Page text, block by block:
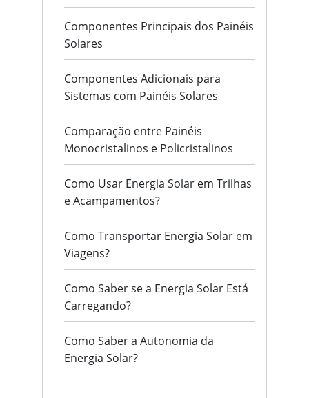
Componentes Principais dos Painéis
Solares
Componentes Adicionais para
Sistemas com Painéis Solares
Comparação entre Painéis
Monocristalinos e Policristalinos
Como Usar Energia Solar em Trilhas
e Acampamentos?
Como Transportar Energia Solar em
Viagens?
Como Saber se a Energia Solar Está
Carregando?
Como Saber a Autonomia da
Energia Solar?